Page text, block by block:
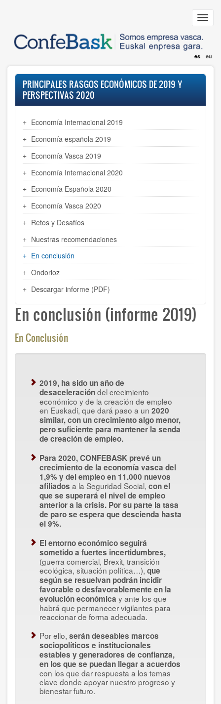
principal
es eu
PRINCIPALES RASGOS ECONÓMICOS DE 2019 Y
PERSPECTIVAS 2020
Economía Internacional 2019
Economía española 2019
Economía Vasca 2019
Economía Internacional 2020
Economía Española 2020
Economía Vasca 2020
Retos y Desafíos
Nuestras recomendaciones
En conclusión
Ondorioz
Descargar informe (PDF)
En conclusión (informe 2019)
En Conclusión
2019, ha sido un año de
desaceleracióndel crecimiento
económico y de la creación de empleo
en Euskadi, que dará paso a un 2020
similar, con un crecimiento algo menor,
pero suficiente para mantener la senda
de creación de empleo.
Para 2020, CONFEBASK prevé un
crecimiento de la economía vasca del
1,9% y del empleo en 11.000 nuevos
afiliados a la Seguridad Social, con el
que se superará el nivel de empleo
anterior a la crisis. Por su parte la tasa
de paro se espera que descienda hasta
el 9%.
El entorno económico seguirá
sometido a fuertes incertidumbres,
(guerra comercial, Brexit, transición
ecológica, situación política…), que
según se resuelvan podrán incidir
favorable o desfavorablemente en la
evolución económica y ante los que
habrá que permanecer vigilantes para
reaccionar de forma adecuada.
Por ello, serán deseables marcos
sociopolíticos e institucionales
estables y generadores de confianza,
en los que se puedan llegar a acuerdos
con los que dar respuesta a los temas
clave donde apoyar nuestro progreso y
bienestar futuro.